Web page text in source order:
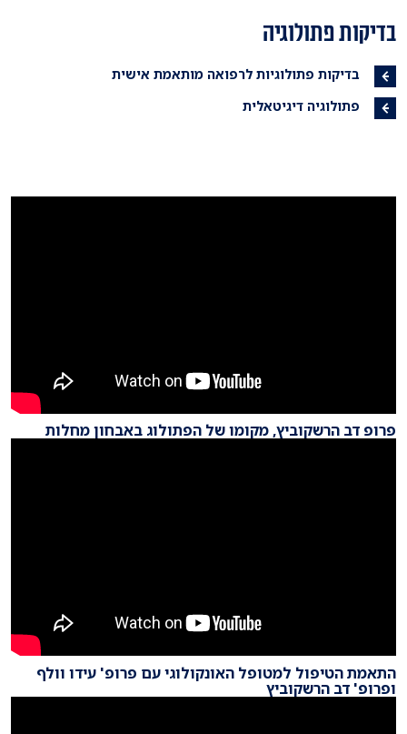
בדיקות פתולוגיה
בדיקות פתולוגיות לרפואה מותאמת אישית
פתולוגיה דיגיטאלית
פרופ דב הרשקוביץ, מקומו של הפתולוג באבחון מחלות
התאמת הטיפול למטופל האונקולוגי עם פרופ' עידו וולף
ופרופ' דב הרשקוביץ